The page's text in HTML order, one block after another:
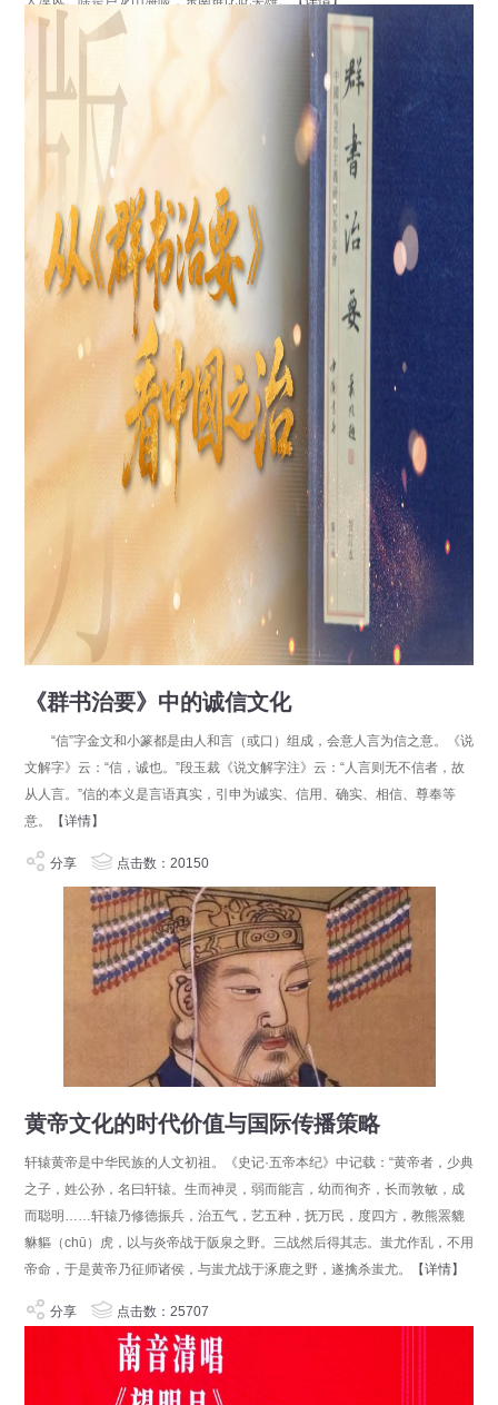
《群书治要》中的诚信文化
“信”字金文和小篆都是由人和言（或口）组成，会意人言为信之意。《说
文解字》云：“信，诚也。”段玉裁《说文解字注》云：“人言则无不信者，故
从人言。”信的本义是言语真实，引申为诚实、信用、确实、相信、尊奉等
意。
【详情】
分享 点击数：20150
黄帝文化的时代价值与国际传播策略
轩辕黄帝是中华民族的人文初祖。《史记·五帝本纪》中记载：“黄帝者，少典
之子，姓公孙，名曰轩辕。生而神灵，弱而能言，幼而徇齐，长而敦敏，成
而聪明……轩辕乃修德振兵，治五气，艺五种，抚万民，度四方，教熊罴貔
貅貙（chū）虎，以与炎帝战于阪泉之野。三战然后得其志。蚩尤作乱，不用
帝命，于是黄帝乃征师诸侯，与蚩尤战于涿鹿之野，遂擒杀蚩尤。
【详情】
分享 点击数：25707